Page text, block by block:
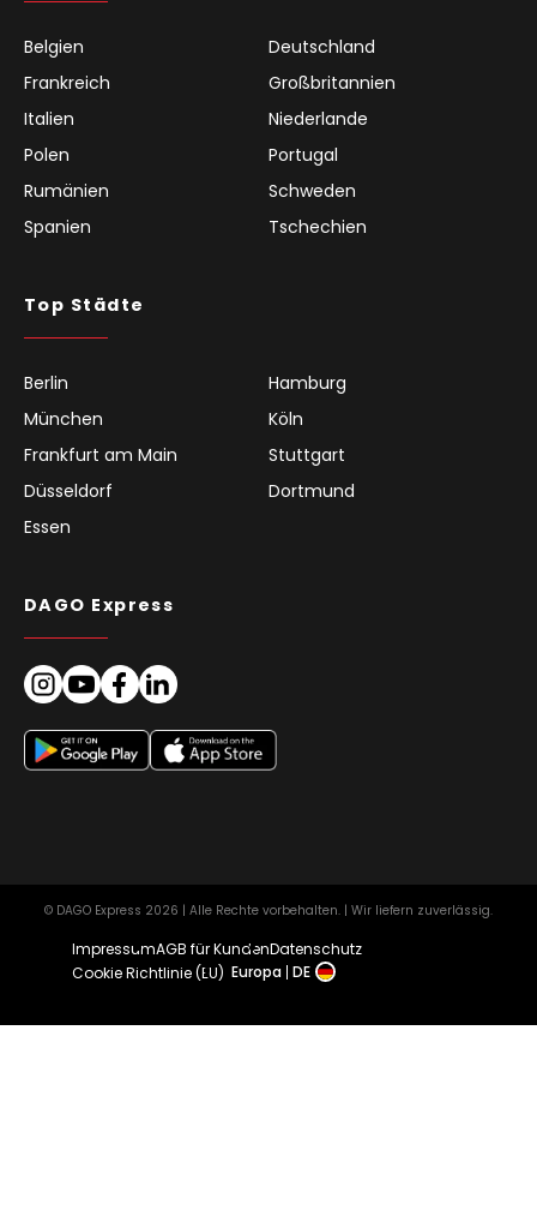
Belgien
Deutschland
Frankreich
Großbritannien
Italien
Niederlande
Polen
Portugal
Rumänien
Schweden
Spanien
Tschechien
Top Städte
Berlin
Hamburg
München
Köln
Frankfurt am Main
Stuttgart
Düsseldorf
Dortmund
Essen
DAGO Express
© DAGO Express 2026 | Alle Rechte vorbehalten. | Wir liefern zuverlässig.
ImpressumAGB für KundenDatenschutz
Cookie Richtlinie (EU) Europa DE